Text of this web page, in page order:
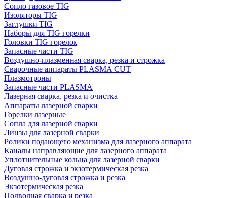
Сопло газовое TIG
Изоляторы TIG
Заглушки TIG
Наборы для TIG горелки
Головки TIG горелок
Запасные части TIG
Воздушно-плазменная сварка, резка и строжка
Сварочные аппараты PLASMA CUT
Плазмотроны
Запасные части PLASMA
Лазерная сварка, резка и очистка
Аппараты лазерной сварки
Горелки лазерные
Сопла для лазерной сварки
Линзы для лазерной сварки
Ролики подающего механизма для лазерного аппарата
Каналы направляющие для лазерного аппарата
Уплотнительные кольца для лазерной сварки
Дуговая строжка и экзотермическая резка
Воздушно-дуговая строжка и резка
Экзотермическая резка
Подводная сварка и резка